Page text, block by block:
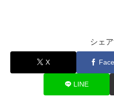
シェ
X
LINE